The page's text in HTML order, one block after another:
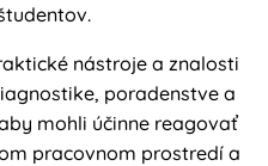
nástroje a znalosti
poradenstve a
mohli účinne reagovať
pracovnom prostredí a